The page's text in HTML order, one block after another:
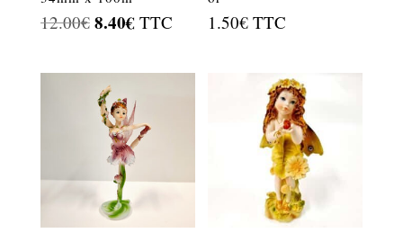
12.00€ Le
initial
était :
12.00€.
8.40€Le
actuel
8.40€.
TTC 1.50€ TTC